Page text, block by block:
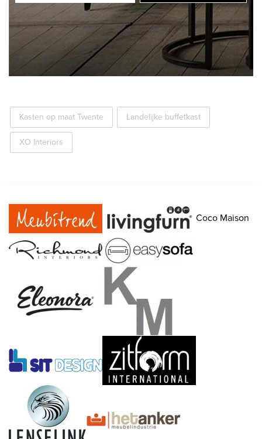
Kasten op maat Twente Landelijke buffetkast
XO Interiors
Coco Maison